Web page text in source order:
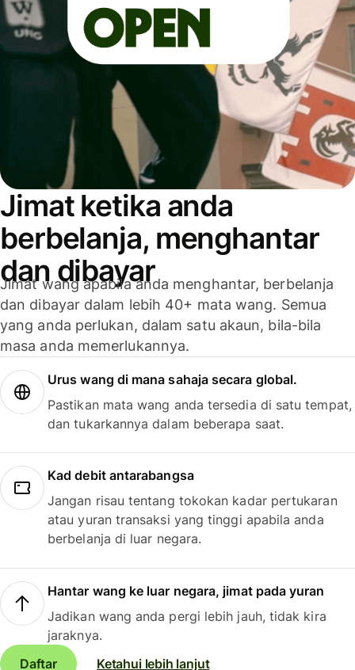
Jimat ketika anda
berbelanja, menghantar
dan dibayar
Jimat wang apabila anda menghantar, berbelanja
dan dibayar dalam lebih 40+ mata wang. Semua
yang anda perlukan, dalam satu akaun, bila-bila
masa anda memerlukannya.
Urus wang di mana sahaja secara global.
Pastikan mata wang anda tersedia di satu tempat,
dan tukarkannya dalam beberapa saat.
Kad debit antarabangsa
Jangan risau tentang tokokan kadar pertukaran
atau yuran transaksi yang tinggi apabila anda
berbelanja di luar negara.
Hantar wang ke luar negara, jimat pada yuran
Jadikan wang anda pergi lebih jauh, tidak kira
jaraknya.
Daftar
Ketahui lebih lanjut